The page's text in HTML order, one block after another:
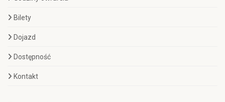
Bilety
Dojazd
Dostępność
Kontakt